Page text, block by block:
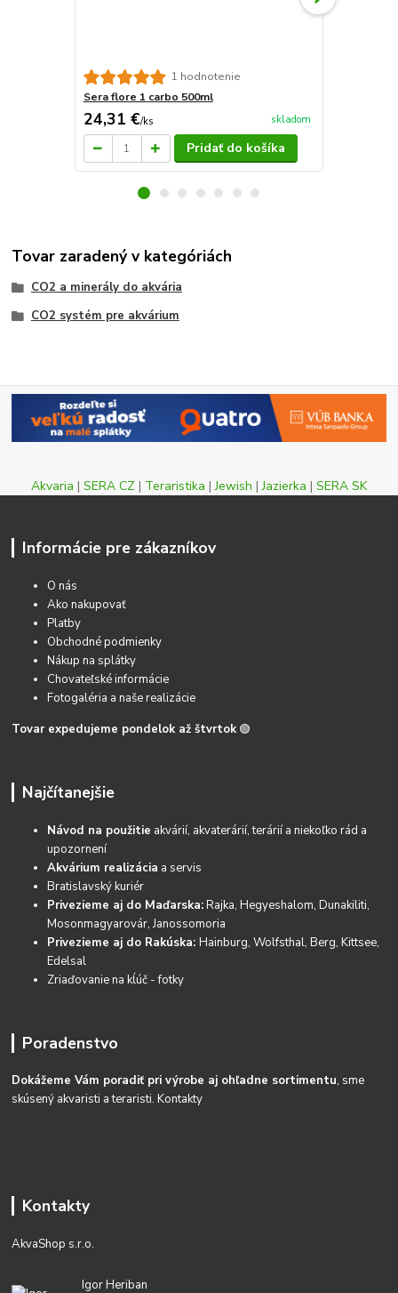
1 hodnotenie
Sera flore 1 carbo 500ml
24,31 €/ks skladom
Pridať do košíka
Tovar zaradený v kategóriách
CO2 a minerály do akvária
CO2 systém pre akvárium
Akvaria | SERA CZ | Teraristika |Jewish |Jazierka | SERA SK
Informácie pre zákazníkov
O nás
Ako nakupovať
Platby
Obchodné podmienky
Nákup na splátky
Chovateľské informácie
Fotogaléria a naše realizácie
Tovar expedujeme pondelok až štvrtok 🟢
Najčítanejšie
Návod na použitie akvárií, akvaterárií, terárií a niekoľko rád a
upozornení
Akvárium realizácia a servis
Bratislavský kuriér
Privezieme aj do Maďarska:Rajka, Hegyeshalom, Dunakiliti,
Mosonmagyarovár, Janossomoria
Privezieme aj do Rakúska:Hainburg, Wolfsthal, Berg, Kittsee,
Edelsal
Zriaďovanie na kĺúč - fotky
Poradenstvo
Dokážeme Vám poradiť pri výrobe aj ohľadne sortimentu, sme
skúsený akvaristi a teraristi.Kontakty
Kontakty
AkvaShop s.r.o.
Igor Heriban